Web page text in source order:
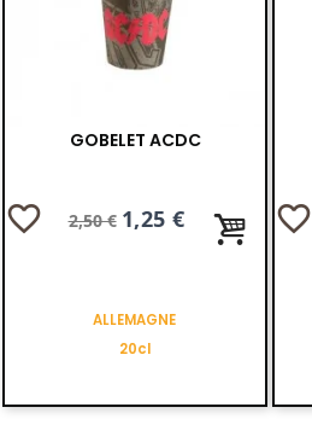
GOBELET ACDC
favorite_border
Prix
2,50 € Prix
1,25 €
ALLEMAGNE
20cl
favorite_border